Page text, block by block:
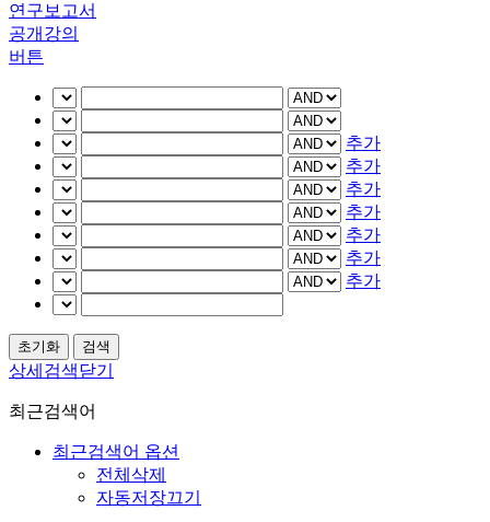
연구보고서
공개강의
버튼
추가
추가
추가
추가
추가
추가
추가
상세검색닫기
최근검색어
최근검색어 옵션
전체삭제
자동저장끄기